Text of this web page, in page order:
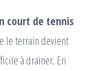
court de tennis
le terrain devient
à drainer. En